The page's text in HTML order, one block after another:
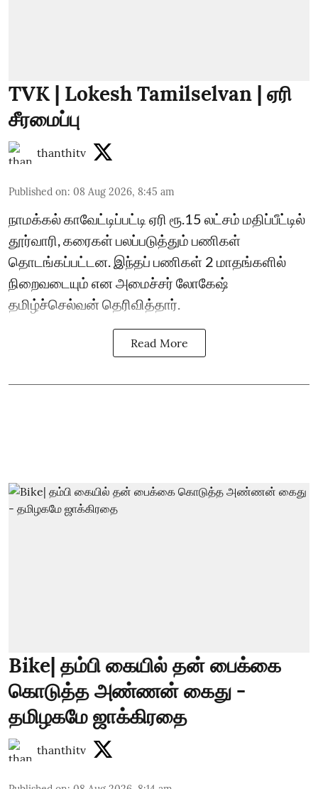
TVK | Lokesh Tamilselvan | ஏரி
சீரமைப்பு
thanthitv
Published on: 08 Aug 2026, 8:45 am
நாமக்கல் காவேட்டிப்பட்டி ஏரி ரூ.15 லட்சம் மதிப்பீட்டில்
தூர்வாரி, கரைகள் பலப்படுத்தும் பணிகள்
தொடங்கப்பட்டன. இந்தப் பணிகள் 2 மாதங்களில்
நிறைவடையும் என அமைச்சர் லோகேஷ்
தமிழ்ச்செல்வன் தெரிவித்தார்.
Read More
Bike| தம்பி கையில் தன் பைக்கை
கொடுத்த அண்ணன் கைது -
தமிழகமே ஜாக்கிரதை
thanthitv